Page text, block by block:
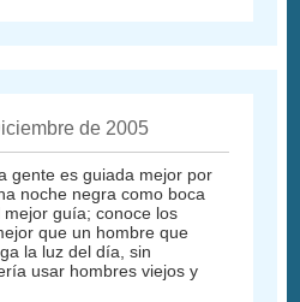
de 2005
gente es guiada mejor por
noche negra como boca
guía; conoce los
que un hombre que
la luz del día, sin
usar hombres viejos y